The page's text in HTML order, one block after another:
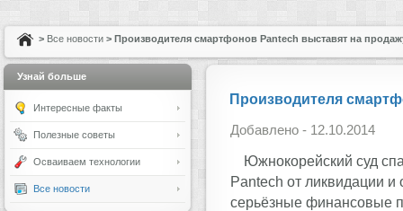
> Все новости > Производителя смартфонов Pantech выставят на
Производителя
Добавлено - 12.10.2014
Южнокорейский суд
Pantech от ликвидации
серьёзные финансовые
Узнай больше
Интересные факты
Полезные советы
Осваиваем технологии
Все новости